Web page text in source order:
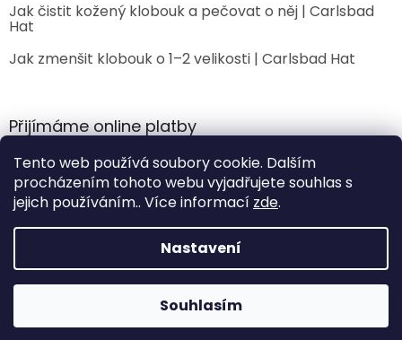
Tento web používá soubory cookie. Dalším
procházením tohoto webu vyjadřujete souhlas s
jejich používáním.. Více informací zde.
Nastavení
Souhlasím
Jak čistit kožený klobouk a pečovat o něj | Carlsbad
Hat
Jak zmenšit klobouk o 1–2 velikosti | Carlsbad Hat
Přijímáme online platby
Vytvořil Shoptet Premium
CarlsbadHat. Všechna práva vyhrazena.
první nákup?
ANO